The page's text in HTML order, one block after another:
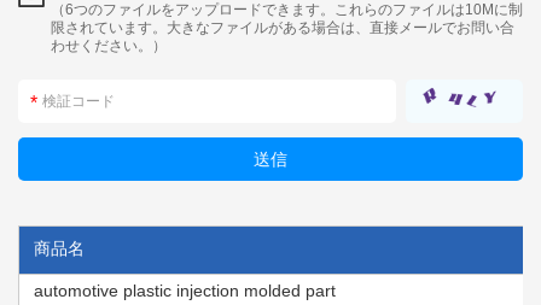
（6つのファイルをアップロードできます。これらのファイルは10Mに制
限されています。大きなファイルがある場合は、直接メールでお問い合
わせください。）
商品名
automotive plastic injection molded part